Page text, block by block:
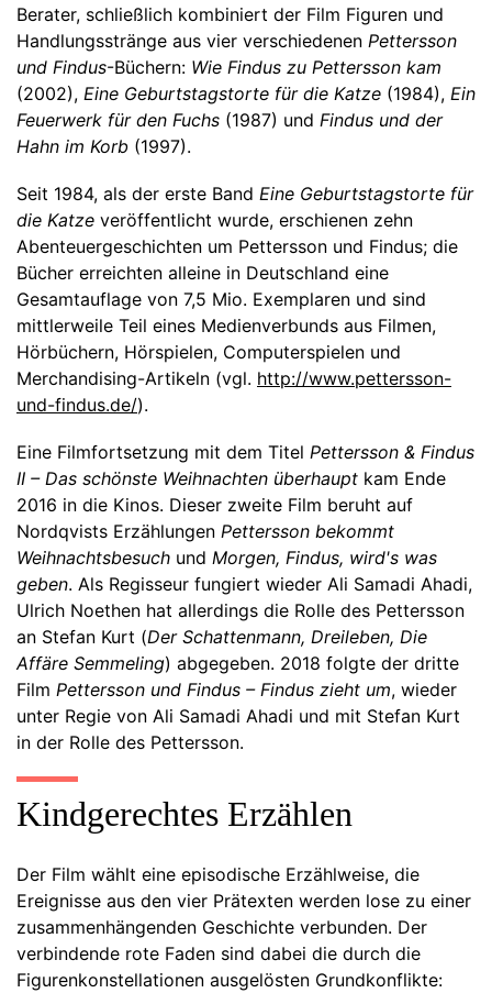
Berater, schließlich kombiniert der Film Figuren und
Handlungsstränge aus vier verschiedenen Pettersson
und Findus-Büchern: Wie Findus zu Pettersson kam
(2002), Eine Geburtstagstorte für die Katze (1984), Ein
Feuerwerk für den Fuchs (1987) und Findus und der
Hahn im Korb (1997).
Seit 1984, als der erste Band Eine Geburtstagstorte für
die Katze veröffentlicht wurde, erschienen zehn
Abenteuergeschichten um Pettersson und Findus; die
Bücher erreichten alleine in Deutschland eine
Gesamtauflage von 7,5 Mio. Exemplaren und sind
mittlerweile Teil eines Medienverbunds aus Filmen,
Hörbüchern, Hörspielen, Computerspielen und
Merchandising-Artikeln (vgl. http://www.pettersson-
und-findus.de/).
Eine Filmfortsetzung mit dem Titel Pettersson & Findus
II – Das schönste Weihnachten überhaupt kam Ende
2016 in die Kinos. Dieser zweite Film beruht auf
Nordqvists Erzählungen Pettersson bekommt
Weihnachtsbesuch und Morgen, Findus, wird's was
geben. Als Regisseur fungiert wieder Ali Samadi Ahadi,
Ulrich Noethen hat allerdings die Rolle des Pettersson
an Stefan Kurt (Der Schattenmann, Dreileben, Die
Affäre Semmeling) abgegeben. 2018 folgte der dritte
Film Pettersson und Findus – Findus zieht um, wieder
unter Regie von Ali Samadi Ahadi und mit Stefan Kurt
in der Rolle des Pettersson.
Kindgerechtes Erzählen
Der Film wählt eine episodische Erzählweise, die
Ereignisse aus den vier Prätexten werden lose zu einer
zusammenhängenden Geschichte verbunden. Der
verbindende rote Faden sind dabei die durch die
Figurenkonstellationen ausgelösten Grundkonflikte: